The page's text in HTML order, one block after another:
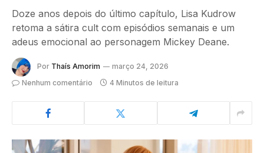
Doze anos depois do último capítulo, Lisa Kudrow
retoma a sátira cult com episódios semanais e um
adeus emocional ao personagem Mickey Deane.
Por Thaís Amorim
março 24, 2026
Nenhum comentário
4 Minutos de leitura